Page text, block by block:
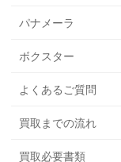
パナメーラ
ボクスター
よくあるご質問
買取までの流れ
買取必要書類